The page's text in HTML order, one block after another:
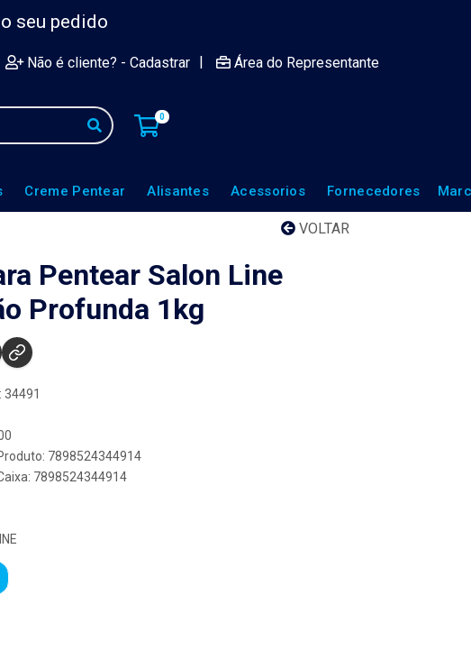
seu pedido
Não é cliente? - Cadastrar | Área do Representante
0
Creme Pentear Alisantes Acessorios Fornecedores
VOLTAR
Pentear Salon Line
Profunda 1kg
34491
7898524344914
7898524344914